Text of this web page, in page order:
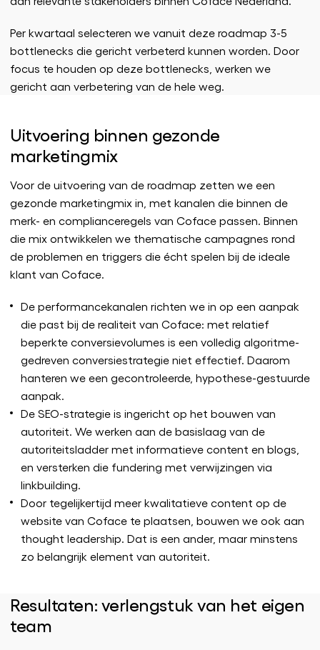
Per kwartaal selecteren we vanuit deze roadmap 3-5
bottlenecks die gericht verbeterd kunnen worden. Door
focus te houden op deze bottlenecks, werken we
gericht aan verbetering van de hele weg.
Uitvoering binnen gezonde
marketingmix
Voor de uitvoering van de roadmap zetten we een
gezonde marketingmix in, met kanalen die binnen de
merk- en complianceregels van Coface passen. Binnen
die mix ontwikkelen we thematische campagnes rond
de problemen en triggers die écht spelen bij de ideale
klant van Coface.
De performancekanalen richten we in op een aanpak
die past bij de realiteit van Coface: met relatief
beperkte conversievolumes is een volledig algoritme-
gedreven conversiestrategie niet effectief. Daarom
hanteren we een gecontroleerde, hypothese-gestuurde
aanpak.
De SEO-strategie is ingericht op het bouwen van
autoriteit. We werken aan de basislaag van de
autoriteitsladder met informatieve content en blogs,
en versterken die fundering met verwijzingen via
linkbuilding.
Door tegelijkertijd meer kwalitatieve content op de
website van Coface te plaatsen, bouwen we ook aan
thought leadership. Dat is een ander, maar minstens
zo belangrijk element van autoriteit.
Resultaten: verlengstuk van het eigen
team